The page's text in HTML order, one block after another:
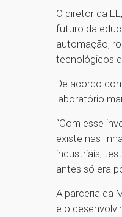
O diretor da
futuro da
automação,
tecnológicos
De acordo
laboratório
“Com esse
existe nas
industriais,
antes só era
A parceria da
e o